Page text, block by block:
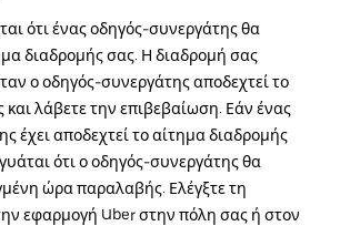
ότι ένας οδηγός-συνεργάτης θα
διαδρομής σας. Η διαδρομή σας
ο οδηγός-συνεργάτης αποδεχτεί το
και λάβετε την επιβεβαίωση. Εάν ένας
έχει αποδεχτεί το αίτημα διαδρομής
ότι ο οδηγός-συνεργάτης θα
ώρα παραλαβής. Ελέγξτε τη
εφαρμογή Uber στην πόλη σας ή στον